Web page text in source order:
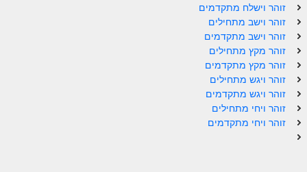
הזוהר הקדוש וישב מתקדמים
הזוהר הקדוש מקץ מתחילים
הזוהר הקדוש מקץ מתקדמים
הזוהר הקדוש ויגש מתחילים
הזוהר הקדוש ויגש מתקדמים
זוהר וישלח מתקדמים
זוהר וישב מתחילים
זוהר וישב מתקדמים
זוהר מקץ מתחילים
זוהר מקץ מתקדמים
זוהר ויגש מתחילים
זוהר ויגש מתקדמים
זוהר ויחי מתחילים
זוהר ויחי מתקדמים